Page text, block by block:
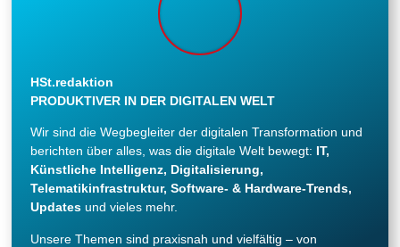
HSt.redaktion
PRODUKTIVER IN DER DIGITALEN WELT
Wir sind die Wegbegleiter der digitalen Transformation und
berichten über alles, was die digitale Welt bewegt: IT,
Künstliche Intelligenz, Digitalisierung,
Telematikinfrastruktur, Software- & Hardware-Trends,
Updates und vieles mehr.
Unsere Themen sind praxisnah und vielfältig – von